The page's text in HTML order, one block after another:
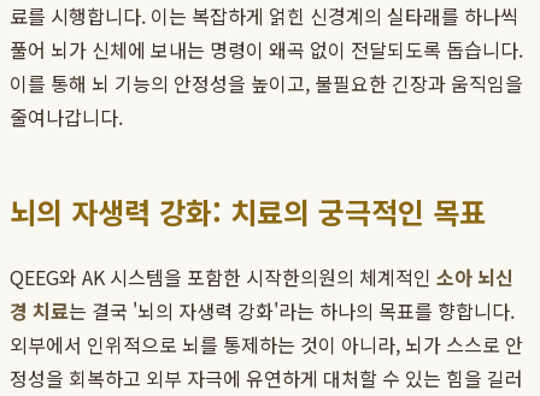
료를 시행합니다. 이는 복잡하게 얽힌 신경계의 실타래를 하나씩
풀어 뇌가 신체에 보내는 명령이 왜곡 없이 전달되도록 돕습니다.
이를 통해 뇌 기능의 안정성을 높이고, 불필요한 긴장과 움직임을
줄여나갑니다.
뇌의 자생력 강화: 치료의 궁극적인 목표
QEEG와 AK 시스템을 포함한 시작한의원의 체계적인 소아 뇌신
경 치료는 결국 '뇌의 자생력 강화'라는 하나의 목표를 향합니다.
외부에서 인위적으로 뇌를 통제하는 것이 아니라, 뇌가 스스로 안
정성을 회복하고 외부 자극에 유연하게 대처할 수 있는 힘을 길러